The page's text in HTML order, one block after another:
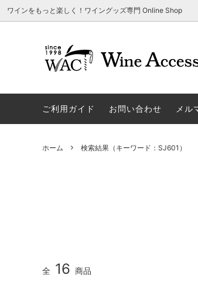
ワインをもっと楽しく！ワイングッズ専門 Online Shop
ザルト・デンクアート
勉・遊・楽アイテム
旧サイト発行のクーポンについて
ご利用ガイド お問い合わせ メル
ホーム 検索結果（キーワード：SJ601）
全 16 商品